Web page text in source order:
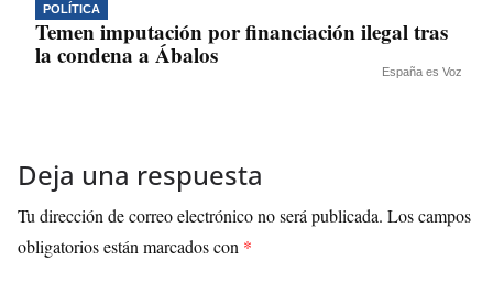
POLÍTICA
Temen imputación por financiación ilegal tras
la condena a Ábalos
España es Voz
Deja una respuesta
Tu dirección de correo electrónico no será publicada. Los campos
obligatorios están marcados con *